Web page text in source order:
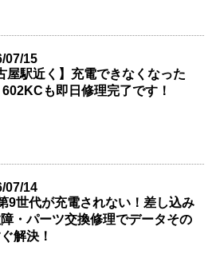
07/15
屋駅近く】充電できなくなった
も即日修理完了です！
07/14
9世代が充電されない！差し込み
・パーツ交換修理でデータその
解決！